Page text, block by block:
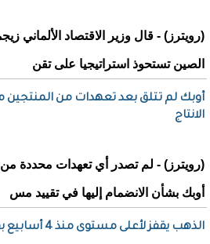
(رويترز) - قال وزير الاقتصاد الألماني
الصين تستحوذ استراتيجيا على تقن
أوبك لم تتلق بعد تعهدات من المنتجين
الانتاج
(رويترز) - لم تصدر أي تعهدات محددة
أوبك بشأن الانضمام إليها في تقييد مس
الذهب يقفز لأعلى مستوى منذ 4 أسابيع بفعل تحقيق إف.بي.آي